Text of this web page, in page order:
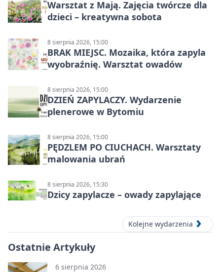
Warsztat z Mają. Zajęcia twórcze dla
dzieci – kreatywna sobota
8 sierpnia 2026, 15:00
BRAK MIEJSC. Mozaika, która zapyla
wyobraźnię. Warsztat owadów
8 sierpnia 2026, 15:00
DZIEŃ ZAPYLACZY. Wydarzenie
plenerowe w Bytomiu
8 sierpnia 2026, 15:00
PĘDZLEM PO CIUCHACH. Warsztaty
malowania ubrań
8 sierpnia 2026, 15:30
Dzicy zapylacze – owady zapylające
Kolejne wydarzenia
Ostatnie Artykuły
6 sierpnia 2026